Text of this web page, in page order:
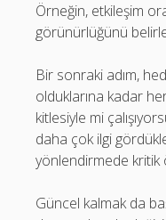
Örneğin, etkileşim
görünürlüğünü
Bir sonraki adım,
olduklarına kadar
kitlesiyle mi
daha çok ilgi
yönlendirmede kritik
Güncel kalmak da